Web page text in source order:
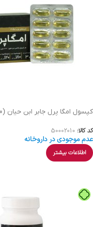
کپسول امگا پرل جابر ابن حیان (30 عددی)
کد کالا: 50002010
عدم موجودی در داروخانه
اطلاعات بیشتر